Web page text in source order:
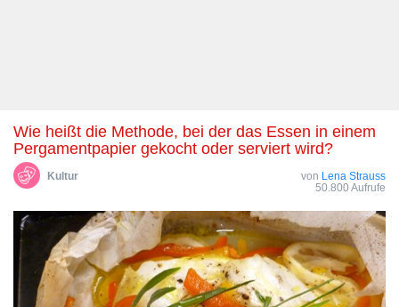
Wie heißt die Methode, bei der das Essen in einem
Pergamentpapier gekocht oder serviert wird?
Kultur von Lena Strauss
50.800 Aufrufe